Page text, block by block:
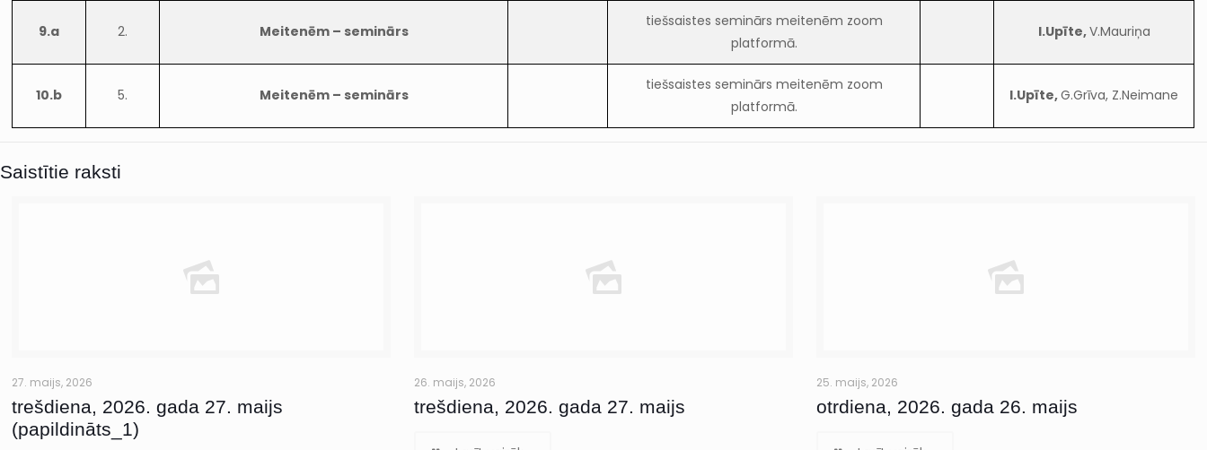
9.a 2. Meitenēm – seminārs
tiešsaistes seminārs meitenēm zoom
platformā.
I.Upīte,V.Mauriņa
10.b 5. Meitenēm – seminārs
tiešsaistes seminārs meitenēm zoom
platformā.
I.Upīte,G.Grīva, Z.Neimane
Saistītie raksti
27. maijs, 2026
trešdiena, 2026. gada 27. maijs
(papildināts_1)
26. maijs, 2026
trešdiena, 2026. gada 27. maijs
25. maijs, 2026
otrdiena, 2026. gada 26. maijs